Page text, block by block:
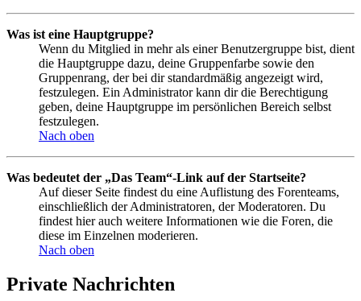
Was ist eine Hauptgruppe?
Wenn du Mitglied in mehr als einer Benutzergruppe bist, dient
die Hauptgruppe dazu, deine Gruppenfarbe sowie den
Gruppenrang, der bei dir standardmäßig angezeigt wird,
festzulegen. Ein Administrator kann dir die Berechtigung
geben, deine Hauptgruppe im persönlichen Bereich selbst
festzulegen.
Nach oben
Was bedeutet der „Das Team“-Link auf der Startseite?
Auf dieser Seite findest du eine Auflistung des Forenteams,
einschließlich der Administratoren, der Moderatoren. Du
findest hier auch weitere Informationen wie die Foren, die
diese im Einzelnen moderieren.
Nach oben
Private Nachrichten